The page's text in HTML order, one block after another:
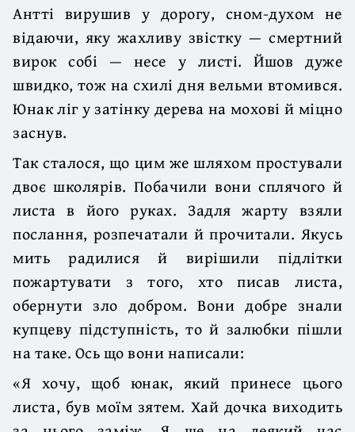
Антті вирушив у дорогу, сном-духом не
відаючи, яку жахливу звістку — смертний
вирок собі — несе у листі. Йшов дуже
швидко, тож на схилі дня вельми втомився.
Юнак ліг у затінку дерева на мохові й міцно
заснув.
Так сталося, що цим же шляхом простували
двоє школярів. Побачили вони сплячого й
листа в його руках. Задля жарту взяли
послання, розпечатали й прочитали. Якусь
мить радилися й вирішили підлітки
пожартувати з того, хто писав листа,
обернути зло добром. Вони добре знали
купцеву підступність, то й залюбки пішли
на таке. Ось що вони написали:
«Я хочу, щоб юнак, який принесе цього
листа, був моїм зятем. Хай дочка виходить